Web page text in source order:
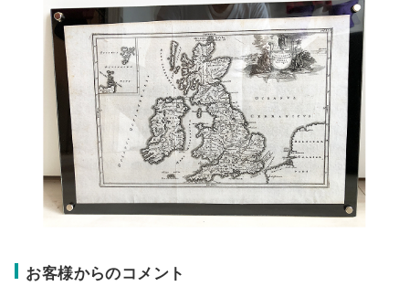
お客様からのコメント